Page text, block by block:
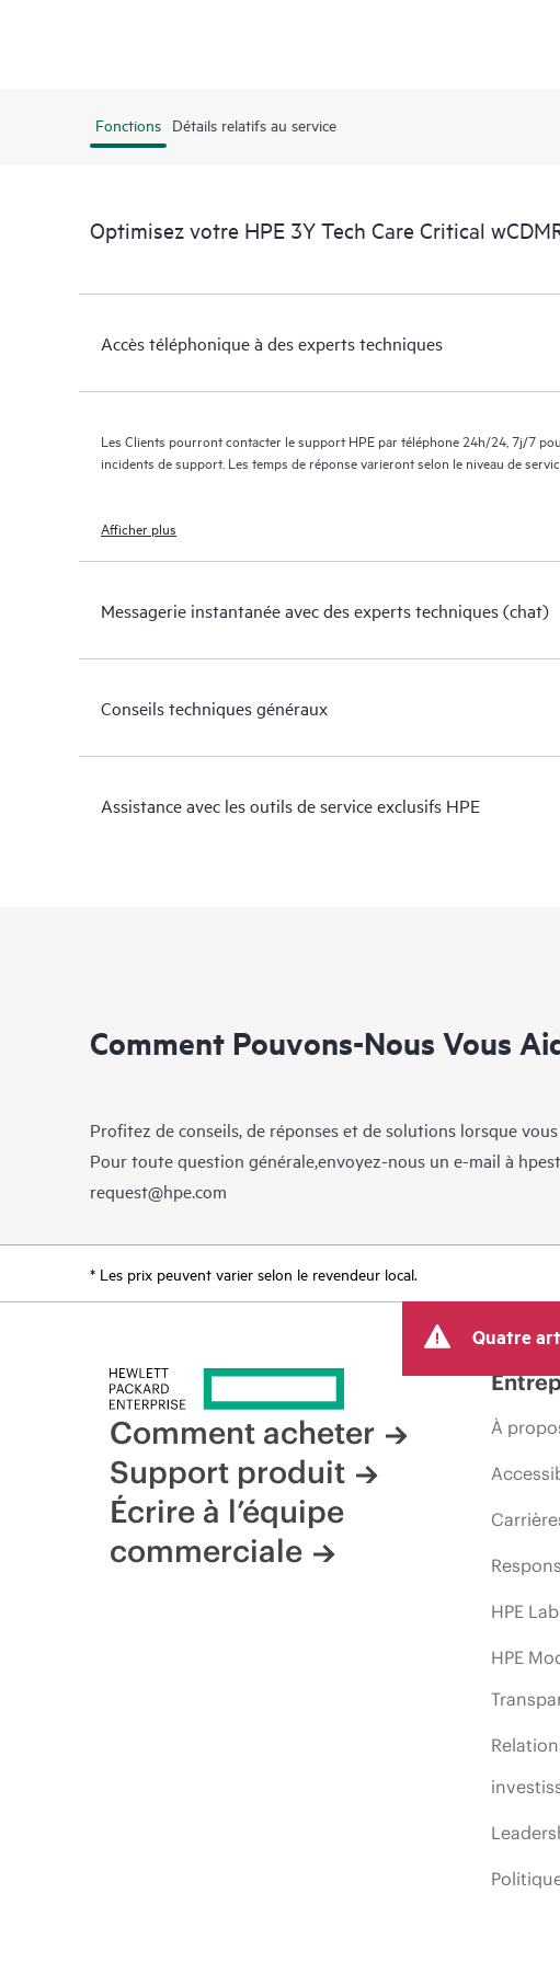
Fonctions Détails relatifs au service
Optimisez votre HPE 3Y Tech Care Critical
Accès téléphonique à des experts techniques
Les Clients pourront contacter le support HPE par téléphone 24h/24, 7j/7
incidents de support. Les temps de réponse varieront selon le niveau de
Afficher plus
Messagerie instantanée avec des experts techniques (chat)
Conseils techniques généraux
Assistance avec les outils de service exclusifs HPE
Comment Pouvons-Nous Vous
Profitez de conseils, de réponses et de solutions lorsque
Pour toute question générale,envoyez-nous un e-mail à
request@hpe.com
* Les prix peuvent varier selon le revendeur local.
Quatre
Comment acheter
Support produit
Écrire à l’équipe
commerciale
À
HPE
HPE